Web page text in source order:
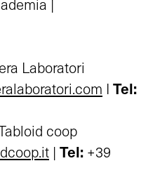
|
Laboratori
I Tel:
coop
| Tel: +39